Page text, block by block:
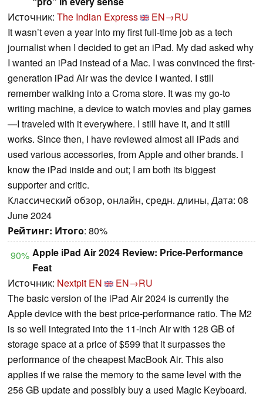
Источник: The Indian Express
EN→RU
It wasn’t even a year into my first full-time job as a tech
journalist when I decided to get an iPad. My dad asked why
I wanted an iPad instead of a Mac. I was convinced the first-
generation iPad Air was the device I wanted. I still
remember walking into a Croma store. It was my go-to
writing machine, a device to watch movies and play games
—I traveled with it everywhere. I still have it, and it still
works. Since then, I have reviewed almost all iPads and
used various accessories, from Apple and other brands. I
know the iPad inside and out; I am both its biggest
supporter and critic.
Классический обзор, онлайн, средн. длины, Дата: 08
June 2024
Рейтинг: Итого: 80%
90% Apple iPad Air 2024 Review: Price-Performance
Feat
Источник: Nextpit EN
EN→RU
The basic version of the iPad Air 2024 is currently the
Apple device with the best price-performance ratio. The M2
is so well integrated into the 11-inch Air with 128 GB of
storage space at a price of $599 that it surpasses the
performance of the cheapest MacBook Air. This also
applies if we raise the memory to the same level with the
256 GB update and possibly buy a used Magic Keyboard.